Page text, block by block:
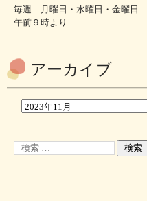
毎週 月曜日・水曜日・金曜日
午前９時より
アーカイブ